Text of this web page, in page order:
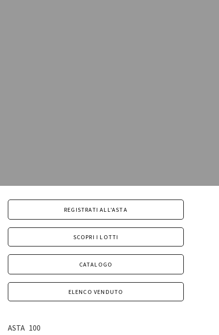
REGISTRATI ALL'ASTA
SCOPRI I LOTTI
CATALOGO
ELENCO VENDUTO
ASTA 100